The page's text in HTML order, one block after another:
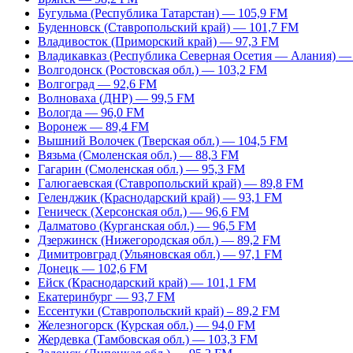
Бугульма (Республика Татарстан) — 105,9 FM
Буденновск (Ставропольский край) — 101,7 FM
Владивосток (Приморский край) — 97,3 FM
Владикавказ (Республика Северная Осетия — Алания)
Волгодонск (Ростовская обл.) — 103,2 FM
Волгоград — 92,6 FM
Волноваха (ДНР) — 99,5 FM
Вологда — 96,0 FM
Воронеж — 89,4 FM
Вышний Волочек (Тверская обл.) — 104,5 FM
Вязьма (Смоленская обл.) — 88,3 FM
Гагарин (Смоленская обл.) — 95,3 FM
Галюгаевская (Ставропольский край) — 89,8 FM
Геленджик (Краснодарский край) — 93,1 FM
Геническ (Херсонская обл.) — 96,6 FM
Далматово (Курганская обл.) — 96,5 FM
Дзержинск (Нижегородская обл.) — 89,2 FM
Димитровград (Ульяновская обл.) — 97,1 FM
Донецк — 102,6 FM
Ейск (Краснодарский край) — 101,1 FM
Екатеринбург — 93,7 FM
Ессентуки (Ставропольский край) – 89,2 FM
Железногорск (Курская обл.) — 94,0 FM
Жердевка (Тамбовская обл.) — 103,3 FM